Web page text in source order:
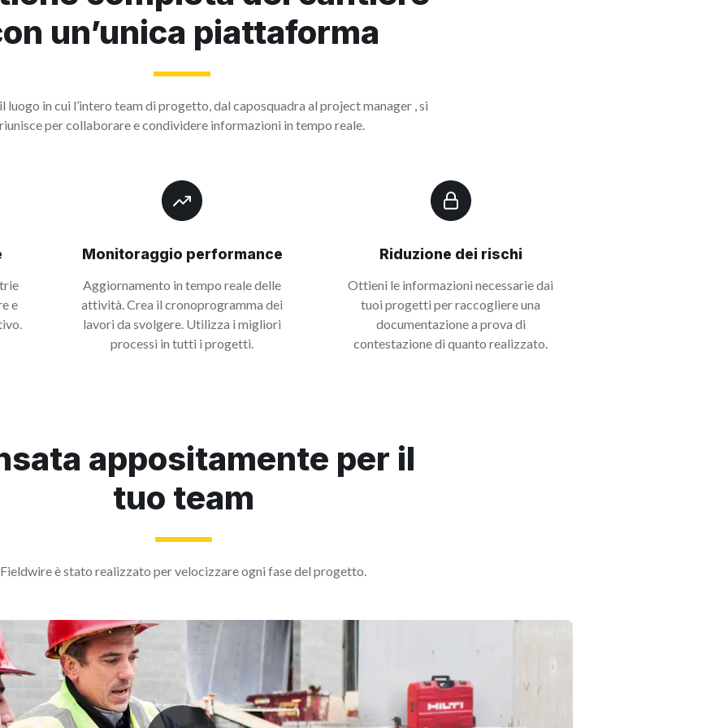
un’unica piattaforma
luogo in cui l’intero team di progetto, dal caposquadra al project manager , si
riunisce per collaborare e condividere informazioni in tempo reale.
e
Monitoraggio performance
Aggiornamento in tempo reale delle
attività. Crea il cronoprogramma dei
lavori da svolgere. Utilizza i migliori
processi in tutti i progetti.
Riduzione dei rischi
Ottieni le informazioni necessarie dai
tuoi progetti per raccogliere una
documentazione a prova di
contestazione di quanto realizzato.
appositamente per il
tuo team
Fieldwire è stato realizzato per velocizzare ogni fase del progetto.